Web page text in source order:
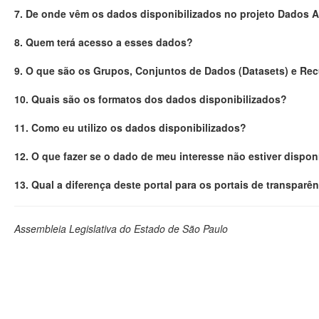
7. De onde vêm os dados disponibilizados no projeto Dados
8. Quem terá acesso a esses dados?
9. O que são os Grupos, Conjuntos de Dados (Datasets) e
10. Quais são os formatos dos dados disponibilizados?
11. Como eu utilizo os dados disponibilizados?
12. O que fazer se o dado de meu interesse não estiver
13. Qual a diferença deste portal para os portais de
Assembleia Legislativa do Estado de São Paulo